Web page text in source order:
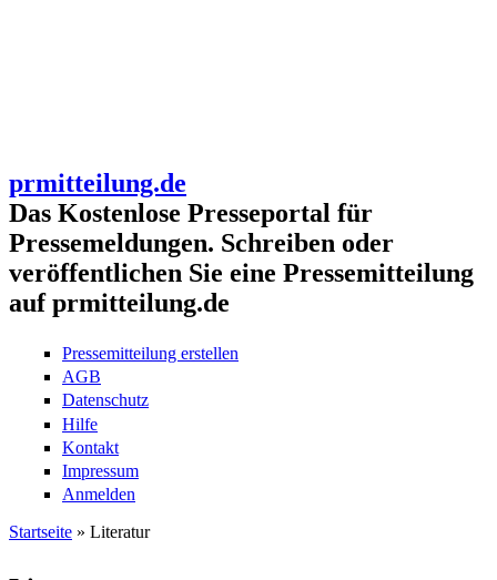
prmitteilung.de
Das Kostenlose Presseportal für
Pressemeldungen. Schreiben oder
veröffentlichen Sie eine Pressemitteilung
auf prmitteilung.de
Pressemitteilung erstellen
AGB
Datenschutz
Hilfe
Kontakt
Impressum
Anmelden
Startseite » Literatur